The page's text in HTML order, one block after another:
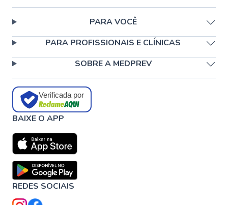
PARA VOCÊ
PARA PROFISSIONAIS E CLÍNICAS
SOBRE A MEDPREV
Verificada por
BAIXE O APP
REDES SOCIAIS